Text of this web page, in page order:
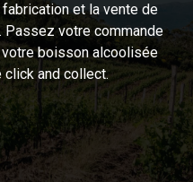
et la vente de
votre commande
boisson alcoolisée
click and collect.